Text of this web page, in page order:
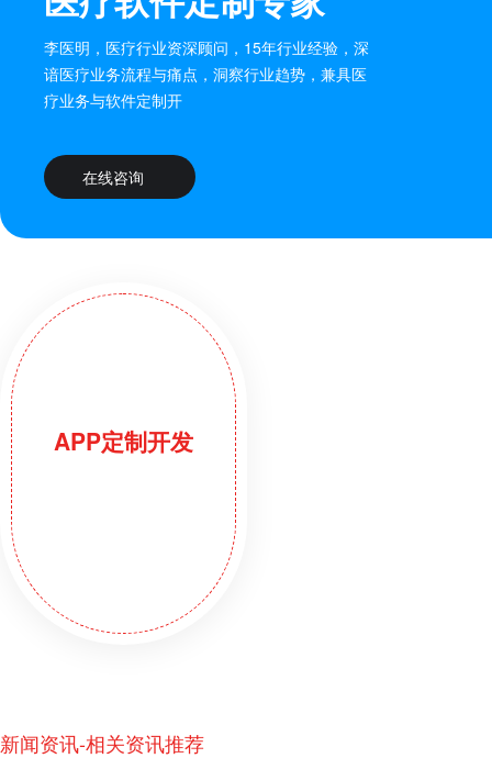
李医明，医疗行业资深顾问，15年行业经验，深
谙医疗业务流程与痛点，洞察行业趋势，兼具医
疗业务与软件定制开
在线咨询
APP定制开发
新闻资讯-相关资讯推荐